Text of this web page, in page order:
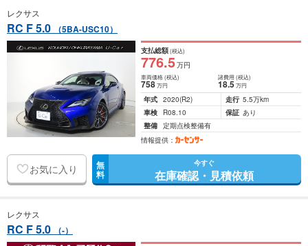
レクサス
RC F 5.0 （5BA-USC10）
支払総額(税込)
776.5万円
車両価格(税込)
758万円
諸費用 (税込)
18.5 万円
年式 2020(R2) 走行 5.5万km
車検
R08.10 保証 あり
整備 定期点検整備有
情報提供：
お気に入り 無
料
今すぐ
在庫確認・見積依頼
レクサス
RC F 5.0 （-）